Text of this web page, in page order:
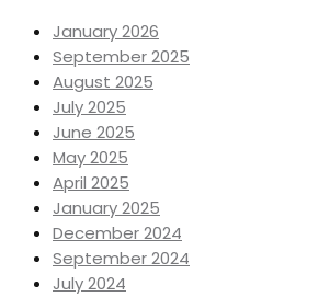
January 2026
September 2025
August 2025
July 2025
June 2025
May 2025
April 2025
January 2025
December 2024
September 2024
July 2024